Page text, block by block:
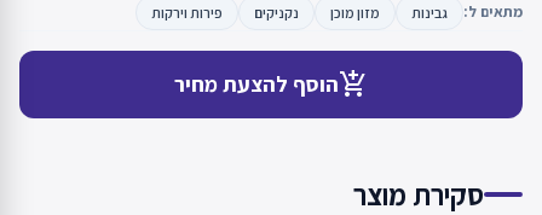
מתאים ל: גבינות מזון מוכן נקניקים פירות וירקות
add_shopping_cartהוסף להצעת מחיר
סקירת מוצר